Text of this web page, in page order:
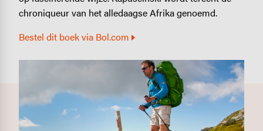
chroniqueur van het alledaagse Afrika genoemd.
Bestel dit boek via Bol.com